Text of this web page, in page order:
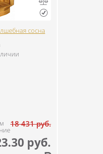
сосна
18 431 руб.
руб.